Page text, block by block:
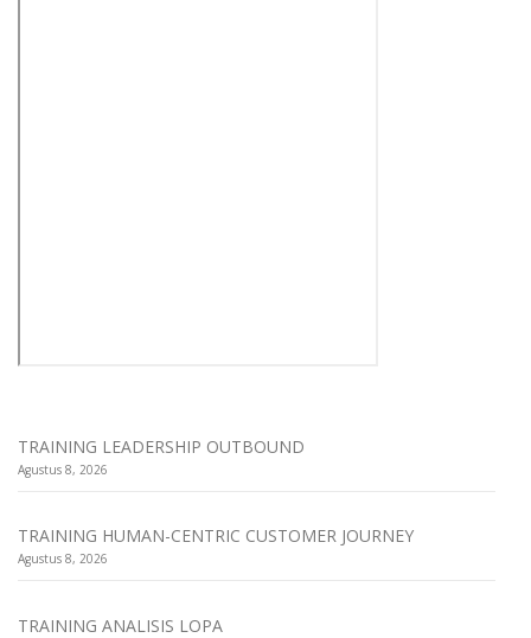
TRAINING LEADERSHIP OUTBOUND
Agustus 8, 2026
TRAINING HUMAN-CENTRIC CUSTOMER JOURNEY
Agustus 8, 2026
TRAINING ANALISIS LOPA